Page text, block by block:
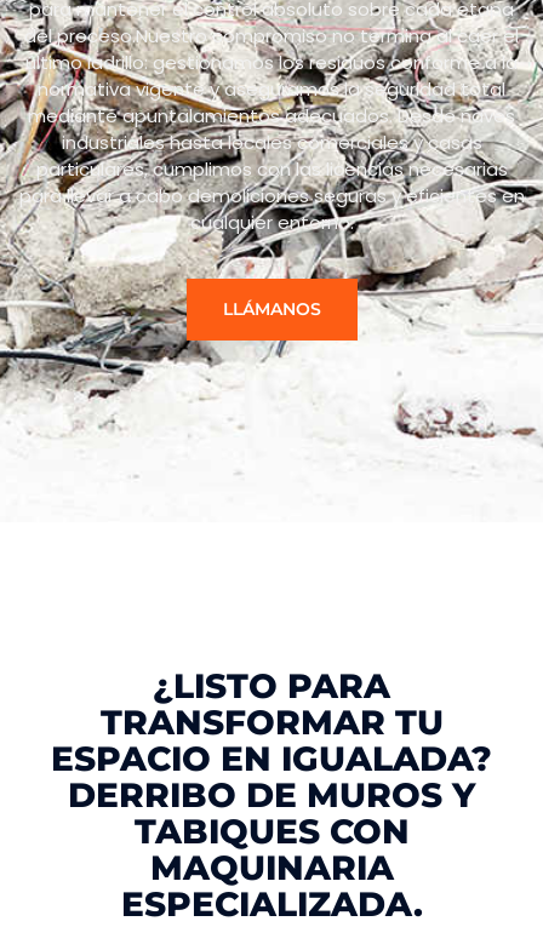
para mantener el control absoluto sobre cada etapa
del proceso.Nuestro compromiso no termina al caer el
último ladrillo: gestionamos los residuos conforme a la
normativa vigente y aseguramos la seguridad total
mediante apuntalamientos adecuados. Desde naves
industriales hasta locales comerciales y casas
particulares, cumplimos con las licencias necesarias
para llevar a cabo demoliciones seguras y eficientes en
cualquier entorno.
LLÁMANOS
¿LISTO PARA
TRANSFORMAR TU
ESPACIO EN IGUALADA?
DERRIBO DE MUROS Y
TABIQUES CON
MAQUINARIA
ESPECIALIZADA.